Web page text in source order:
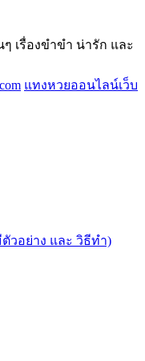
เรื่องขำขำ น่ารัก และ
แทงหวยออนไลน์เว็บ
วอย่าง และ วิธีทำ)